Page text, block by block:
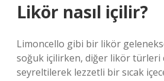
Likör nasıl içilir?
Limoncello gibi bir likör
soğuk içilirken, diğer likör türleri
seyreltilerek lezzetli bir sıcak